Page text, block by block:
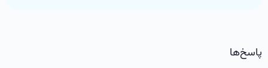
پاسخ‌ها